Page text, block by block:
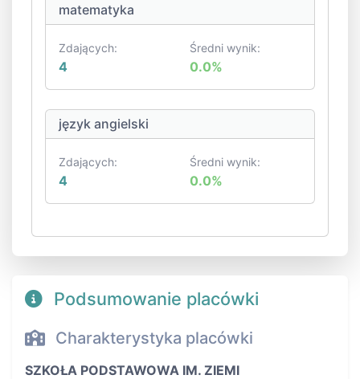
matematyka
Zdających:
4
Średni wynik:
0.0%
język angielski
Zdających:
4
Średni wynik:
0.0%
Podsumowanie placówki
Charakterystyka placówki
SZKOŁA PODSTAWOWA IM. ZIEMI